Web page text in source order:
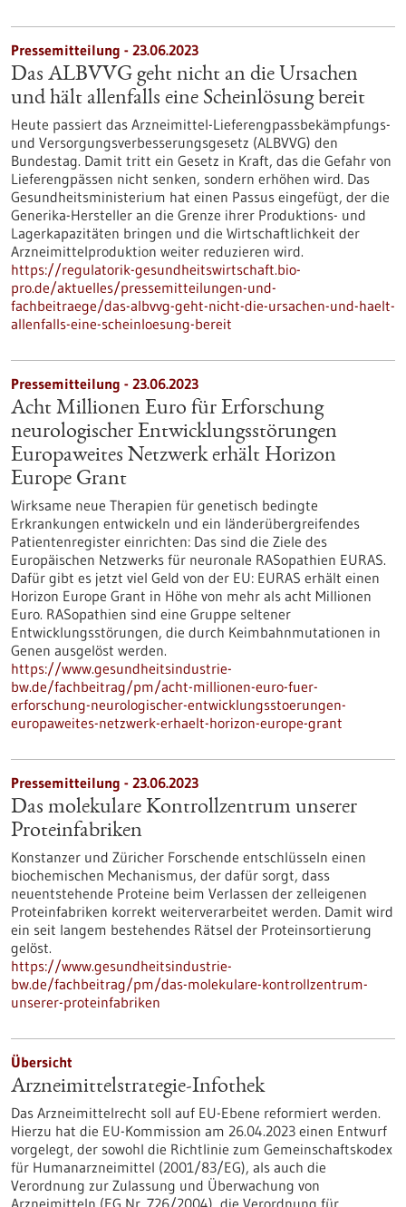
Pressemitteilung - 23.06.2023
Das ALBVVG geht nicht an die Ursachen
und hält allenfalls eine Scheinlösung bereit
Heute passiert das Arzneimittel-Lieferengpassbekämpfungs-
und Versorgungsverbesserungsgesetz (ALBVVG) den
Bundestag. Damit tritt ein Gesetz in Kraft, das die Gefahr von
Lieferengpässen nicht senken, sondern erhöhen wird. Das
Gesundheitsministerium hat einen Passus eingefügt, der die
Generika-Hersteller an die Grenze ihrer Produktions- und
Lagerkapazitäten bringen und die Wirtschaftlichkeit der
Arzneimittelproduktion weiter reduzieren wird.
https://regulatorik-gesundheitswirtschaft.bio-
pro.de/aktuelles/pressemitteilungen-und-
fachbeitraege/das-albvvg-geht-nicht-die-ursachen-und-haelt-
allenfalls-eine-scheinloesung-bereit
Pressemitteilung - 23.06.2023
Acht Millionen Euro für Erforschung
neurologischer Entwicklungsstörungen
Europaweites Netzwerk erhält Horizon
Europe Grant
Wirksame neue Therapien für genetisch bedingte
Erkrankungen entwickeln und ein länderübergreifendes
Patientenregister einrichten: Das sind die Ziele des
Europäischen Netzwerks für neuronale RASopathien EURAS.
Dafür gibt es jetzt viel Geld von der EU: EURAS erhält einen
Horizon Europe Grant in Höhe von mehr als acht Millionen
Euro. RASopathien sind eine Gruppe seltener
Entwicklungsstörungen, die durch Keimbahnmutationen in
Genen ausgelöst werden.
https://www.gesundheitsindustrie-
bw.de/fachbeitrag/pm/acht-millionen-euro-fuer-
erforschung-neurologischer-entwicklungsstoerungen-
europaweites-netzwerk-erhaelt-horizon-europe-grant
Pressemitteilung - 23.06.2023
Das molekulare Kontrollzentrum unserer
Proteinfabriken
Konstanzer und Züricher Forschende entschlüsseln einen
biochemischen Mechanismus, der dafür sorgt, dass
neuentstehende Proteine beim Verlassen der zelleigenen
Proteinfabriken korrekt weiterverarbeitet werden. Damit wird
ein seit langem bestehendes Rätsel der Proteinsortierung
gelöst.
https://www.gesundheitsindustrie-
bw.de/fachbeitrag/pm/das-molekulare-kontrollzentrum-
unserer-proteinfabriken
Übersicht
Arzneimittelstrategie-Infothek
Das Arzneimittelrecht soll auf EU-Ebene reformiert werden.
Hierzu hat die EU-Kommission am 26.04.2023 einen Entwurf
vorgelegt, der sowohl die Richtlinie zum Gemeinschaftskodex
für Humanarzneimittel (2001/83/EG), als auch die
Verordnung zur Zulassung und Überwachung von
Arzneimitteln (EG Nr. 726/2004), die Verordnung für